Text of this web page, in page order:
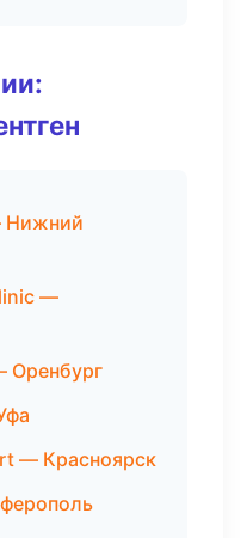
Нижний
—
Оренбург
— Красноярск